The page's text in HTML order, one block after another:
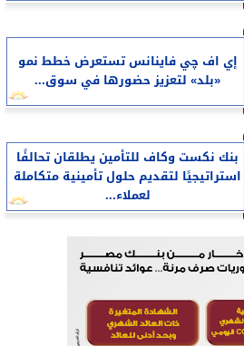
إي اف چي فاينانس تستعرض خطط نمو
«بلد» لتعزيز حضورها في سوق...
بنك نكست وكاف للتأمين يطلقان تحالفًا
استراتيجيًا لتقديم حلول تأمينية متكاملة
لعملاء...